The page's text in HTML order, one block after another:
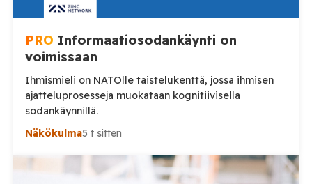
PRO Informaatiosodankäynti on
voimissaan
Ihmismieli on NATOlle taistelukenttä, jossa ihmisen
ajatteluprosesseja muokataan kognitiivisella
sodankäynnillä.
Näkökulma5 t sitten